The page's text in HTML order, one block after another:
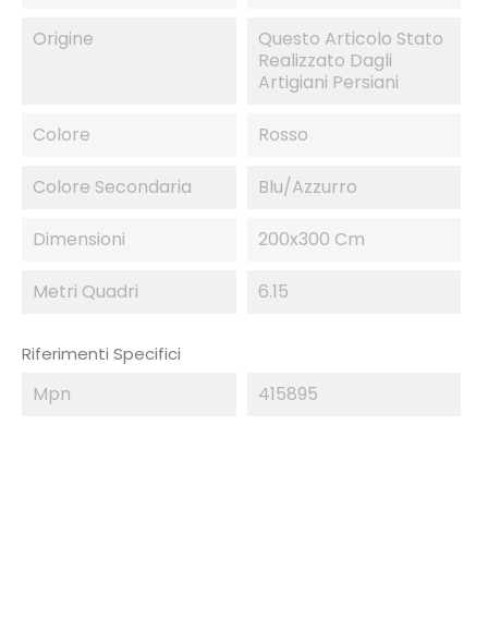
Origine
Questo Articolo Stato
Realizzato Dagli
Artigiani Persiani
Colore Rosso
Colore Secondaria Blu/Azzurro
Dimensioni 200x300 Cm
Metri Quadri 6.15
Riferimenti Specifici
Mpn 415895